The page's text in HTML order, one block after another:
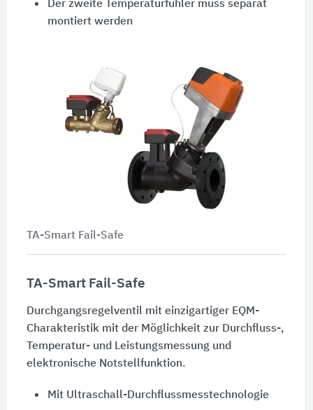
Der zweite Temperaturfühler muss separat
montiert werden
TA-Smart Fail-Safe
TA-Smart Fail-Safe
Durchgangsregelventil mit einzigartiger EQM-
Charakteristik mit der Möglichkeit zur Durchfluss-,
Temperatur- und Leistungsmessung und
elektronische Notstellfunktion.
Mit Ultraschall-Durchflussmesstechnologie